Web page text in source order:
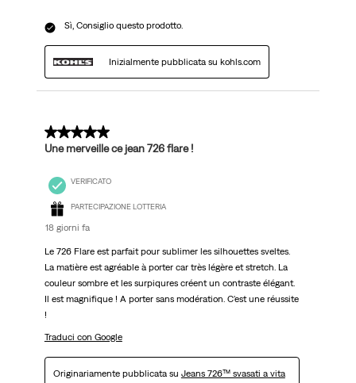
Sì, Consiglio questo prodotto.
Inizialmente pubblicata su kohls.com
5 su 5 stelle.
Une merveille ce jean 726 flare !
VERIFICATO
PARTECIPAZIONE LOTTERIA
18 giorni fa
Le 726 Flare est parfait pour sublimer les silhouettes sveltes.
La matière est agréable à porter car très légère et stretch. La
couleur sombre et les surpiqures créent un contraste élégant.
Il est magnifique ! A porter sans modération. C'est une réussite
!
Traduci con Google
Originariamente pubblicata su Jeans 726™ svasati a vita